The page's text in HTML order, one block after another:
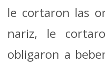
le cortaron las
nariz, le
obligaron a